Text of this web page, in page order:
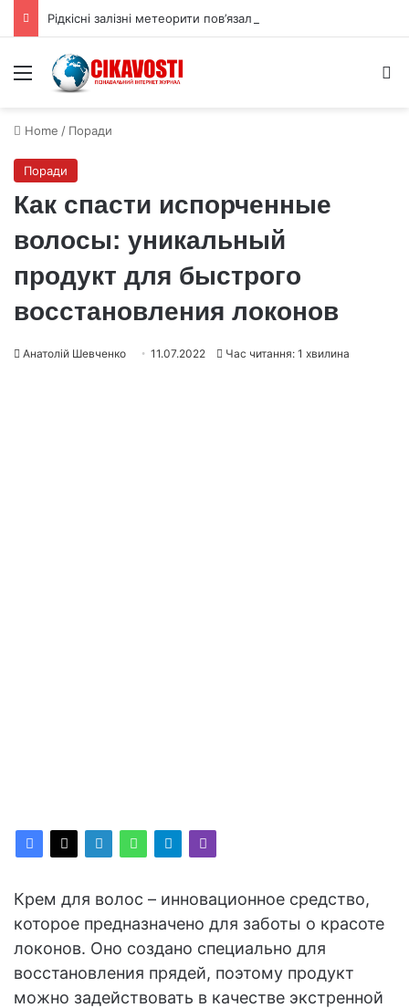
Menu
Home / Поради
Поради
Как спасти испорченные
волосы: уникальный
продукт для быстрого
восстановления локонов
Анатолій Шевченко 11.07.2022 Час читання: 1 хвилина
Крем для волос – инновационное средство,
которое предназначено для заботы о красоте
локонов. Оно создано специально для
восстановления прядей, поэтому продукт
можно задействовать в качестве экстренной